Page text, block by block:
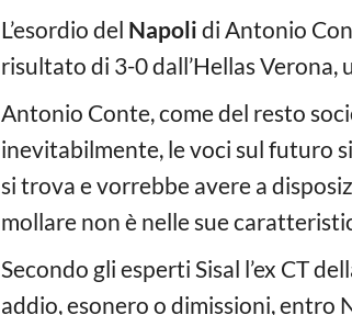
L’esordio del Napoli di Antonio
risultato di 3-0 dall’Hellas
Antonio Conte, come del resto
inevitabilmente, le voci sul futuro
si trova e vorrebbe avere a
mollare non è nelle sue
Secondo gli esperti Sisal l’ex CT
addio, esonero o dimissioni, entro